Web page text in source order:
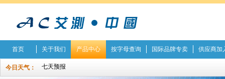
首页 关于我们 产品中心 按字母查询 国际品牌专卖 供应商加
今日天气：